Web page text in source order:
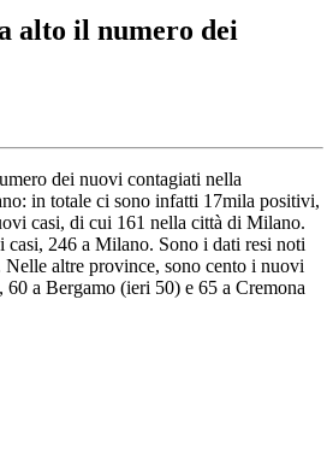
alto il numero dei
dei nuovi contagiati nella
in totale ci sono infatti 17mila positivi,
casi, di cui 161 nella città di Milano.
casi, 246 a Milano. Sono i dati resi noti
altre province, sono cento i nuovi
a Bergamo (ieri 50) e 65 a Cremona